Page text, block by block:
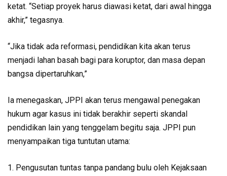
ketat. “Setiap proyek harus diawasi ketat, dari awal hingga
akhir,” tegasnya.
“Jika tidak ada reformasi, pendidikan kita akan terus
menjadi lahan basah bagi para koruptor, dan masa depan
bangsa dipertaruhkan,”
Ia menegaskan, JPPI akan terus mengawal penegakan
hukum agar kasus ini tidak berakhir seperti skandal
pendidikan lain yang tenggelam begitu saja. JPPI pun
menyampaikan tiga tuntutan utama:
1. Pengusutan tuntas tanpa pandang bulu oleh Kejaksaan